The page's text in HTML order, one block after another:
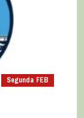
Segunda FEB